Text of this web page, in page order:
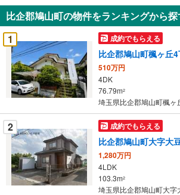
知
を
受
け
取
る
・
条
件
を
マ
イ
ペ
ー
比企郡鳩山町の物件をランキングから
1
成約でもらえる
比企郡鳩山町楓ヶ丘4
510万円
4DK
76.79m2
埼玉県比企郡鳩山町楓ヶ
2 成約でもらえる
比企郡鳩山町大字大
1,280万円
4LDK
103.3m2
埼玉県比企郡鳩山町大字